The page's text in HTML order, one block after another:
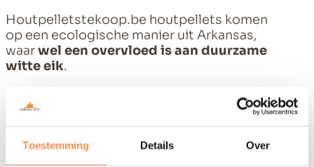
Toestemming Details Over
Houtpelletstekoop.be houtpellets komen
op een ecologische manier uit Arkansas,
waarwel een overvloed is aan duurzame
witte eik.
REDENEN WAAROM MEN